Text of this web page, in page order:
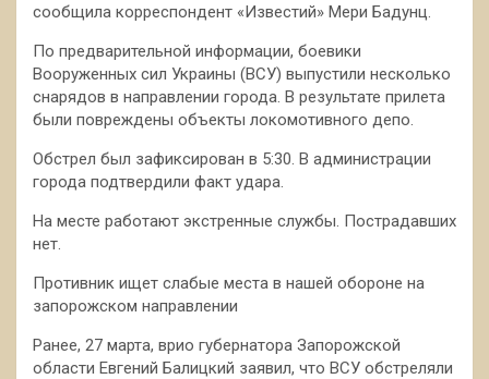
сообщила корреспондент «Известий» Мери Бадунц.
По предварительной информации, боевики
Вооруженных сил Украины (ВСУ) выпустили несколько
снарядов в направлении города. В результате прилета
были повреждены объекты локомотивного депо.
Обстрел был зафиксирован в 5:30. В администрации
города подтвердили факт удара.
На месте работают экстренные службы. Пострадавших
нет.
Противник ищет слабые места в нашей обороне на
запорожском направлении
Ранее, 27 марта, врио губернатора Запорожской
области Евгений Балицкий заявил, что ВСУ обстреляли